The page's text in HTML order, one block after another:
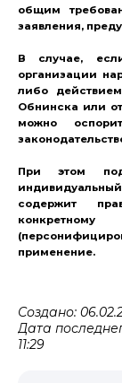
общим
заявления,
В случае,
организации
либо
Обнинска или
можно
При этом под
содержит
применение.
Создано:
Дата
11:29